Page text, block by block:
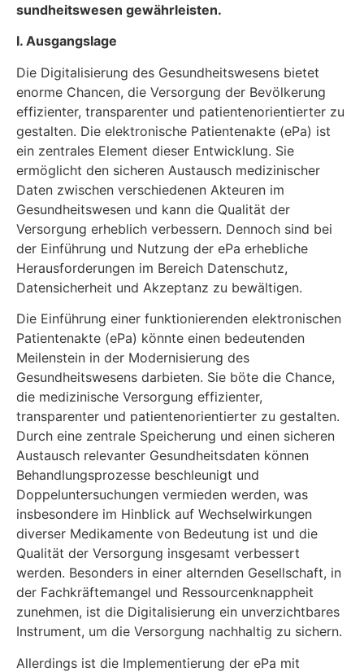
sundheitswesen gewährleisten.
I. Ausgangslage
Die Digitalisierung des Gesundheitswesens bietet
enorme Chancen, die Versorgung der Be­völkerung
effizienter, transparenter und patientenorientierter zu
gestalten. Die elektronische Patientenakte (ePa) ist
ein zentrales Element dieser Entwicklung. Sie
ermöglicht den sicheren Austausch medizinischer
Daten zwischen verschiedenen Akteuren im
Gesundheitswesen und kann die Qualität der
Versorgung erheblich verbessern. Dennoch sind bei
der Einführung und Nutzung der ePa erhebliche
Herausforderungen im Bereich Datenschutz,
Datensicherheit und Akzeptanz zu bewältigen.
Die Einführung einer funktionierenden elektronischen
Patientenakte (ePa) könnte einen be­deutenden
Meilenstein in der Modernisierung des
Gesundheitswesens darbieten. Sie böte die Chance,
die medizinische Versorgung effizienter,
transparenter und patientenorientierter zu gestalten.
Durch eine zentrale Speicherung und einen sicheren
Austausch relevanter Gesund­heitsdaten können
Behandlungsprozesse beschleunigt und
Doppeluntersuchungen vermie­den werden, was
insbesondere im Hinblick auf Wechselwirkungen
diverser Medikamente von Bedeutung ist und die
Qualität der Versorgung insgesamt verbessert
werden. Besonders in einer alternden Gesellschaft, in
der Fachkräftemangel und Ressourcenknappheit
zunehmen, ist die Digitalisierung ein unverzichtbares
Instrument, um die Versorgung nachhaltig zu si­chern.
Allerdings ist die Implementierung der ePa mit